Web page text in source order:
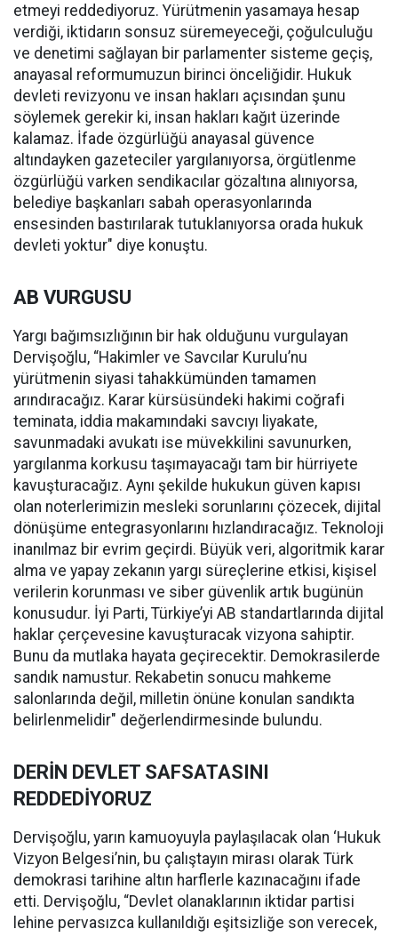
etmeyi reddediyoruz. Yürütmenin yasamaya hesap
verdiği, iktidarın sonsuz süremeyeceği, çoğulculuğu
ve denetimi sağlayan bir parlamenter sisteme geçiş,
anayasal reformumuzun birinci önceliğidir. Hukuk
devleti revizyonu ve insan hakları açısından şunu
söylemek gerekir ki, insan hakları kağıt üzerinde
kalamaz. İfade özgürlüğü anayasal güvence
altındayken gazeteciler yargılanıyorsa, örgütlenme
özgürlüğü varken sendikacılar gözaltına alınıyorsa,
belediye başkanları sabah operasyonlarında
ensesinden bastırılarak tutuklanıyorsa orada hukuk
devleti yoktur" diye konuştu.
AB VURGUSU
Yargı bağımsızlığının bir hak olduğunu vurgulayan
Dervişoğlu, “Hakimler ve Savcılar Kurulu’nu
yürütmenin siyasi tahakkümünden tamamen
arındıracağız. Karar kürsüsündeki hakimi coğrafi
teminata, iddia makamındaki savcıyı liyakate,
savunmadaki avukatı ise müvekkilini savunurken,
yargılanma korkusu taşımayacağı tam bir hürriyete
kavuşturacağız. Aynı şekilde hukukun güven kapısı
olan noterlerimizin mesleki sorunlarını çözecek, dijital
dönüşüme entegrasyonlarını hızlandıracağız. Teknoloji
inanılmaz bir evrim geçirdi. Büyük veri, algoritmik karar
alma ve yapay zekanın yargı süreçlerine etkisi, kişisel
verilerin korunması ve siber güvenlik artık bugünün
konusudur. İyi Parti, Türkiye’yi AB standartlarında dijital
haklar çerçevesine kavuşturacak vizyona sahiptir.
Bunu da mutlaka hayata geçirecektir. Demokrasilerde
sandık namustur. Rekabetin sonucu mahkeme
salonlarında değil, milletin önüne konulan sandıkta
belirlenmelidir" değerlendirmesinde bulundu.
DERİN DEVLET SAFSATASINI
REDDEDİYORUZ
Dervişoğlu, yarın kamuoyuyla paylaşılacak olan ‘Hukuk
Vizyon Belgesi’nin, bu çalıştayın mirası olarak Türk
demokrasi tarihine altın harflerle kazınacağını ifade
etti. Dervişoğlu, “Devlet olanaklarının iktidar partisi
lehine pervasızca kullanıldığı eşitsizliğe son verecek,